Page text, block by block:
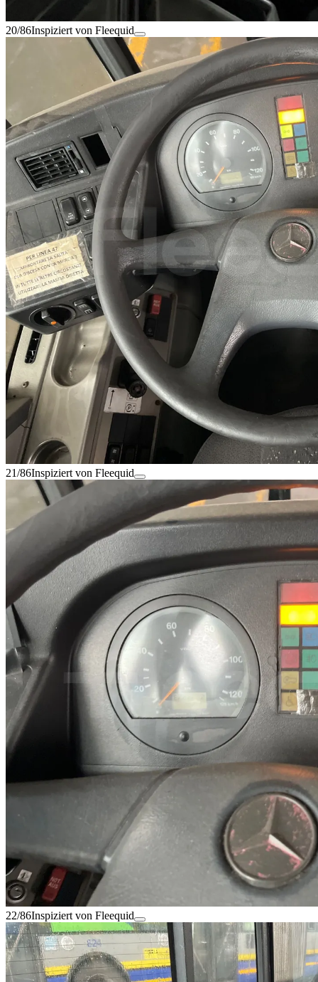
20/86Inspiziert von Fleequid
21/86Inspiziert von Fleequid
22/86Inspiziert von Fleequid